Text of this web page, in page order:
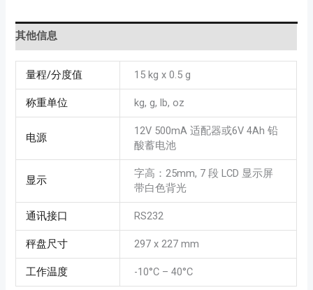
其他信息
量程/分度值 15 kg x 0.5 g
称重单位 kg, g, lb, oz
电源
12V 500mA 适配器或6V 4Ah 铅
酸蓄电池
显示
字高：25mm, 7 段 LCD 显示屏
带白色背光
通讯接口 RS232
秤盘尺寸 297 x 227 mm
工作温度 -10°C – 40°C